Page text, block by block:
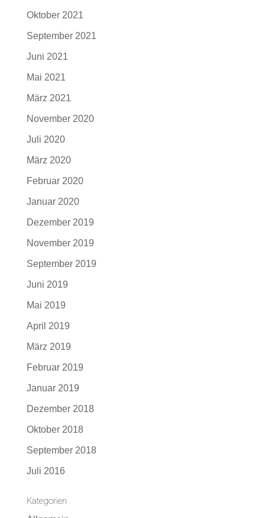
Oktober 2021
September 2021
Juni 2021
Mai 2021
März 2021
November 2020
Juli 2020
März 2020
Februar 2020
Januar 2020
Dezember 2019
November 2019
September 2019
Juni 2019
Mai 2019
April 2019
März 2019
Februar 2019
Januar 2019
Dezember 2018
Oktober 2018
September 2018
Juli 2016
Kategorien